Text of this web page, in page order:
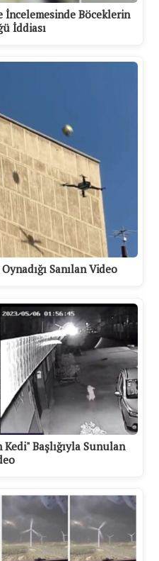
Böceklerin
İddiası
Sanılan Video
Başlığıyla Sunulan